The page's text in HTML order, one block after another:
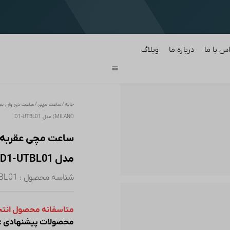
در دسته بندی محصولات
با ما درباره ما وبلاگ
خانه/ساعت مچی/ساعت دی وان
MILANO) مدل D1-UTBL01
مدل D1-UTBL01
شناسه محصول : D1-UTBL01
متاسفانه محصول
محصولات پیشنهادی :‌